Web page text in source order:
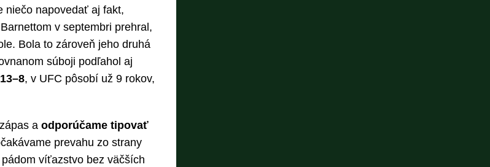
niečo napovedať aj fakt,
v septembri prehral,
Bola to zároveň jeho druhá
súboji podľahol aj
13–8, v UFC pôsobí už 9 rokov,
a odporúčame tipovať
prevahu zo strany
víťazstvo bez väčších